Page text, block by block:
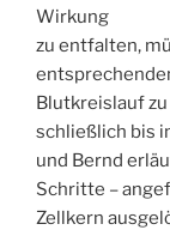
Wirkung
zu entfalten,
Blutkreislauf
schließlich bis
und Bernd
Schritte –
Zellkern